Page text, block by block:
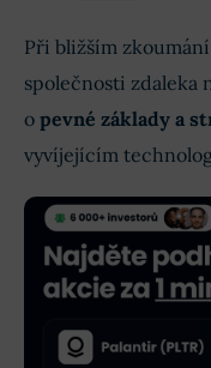
Při bližším
společnosti zdaleka
o pevné základy a
vyvíjejícím